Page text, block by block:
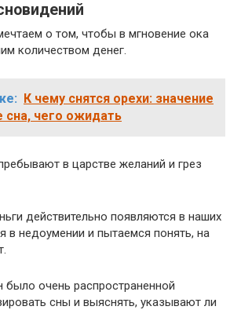
о том, чтобы в мгновение ока
количеством денег.
К чему снятся орехи: значение
сна, чего ожидать
в царстве желаний и грез
действительно появляются в наших
в недоумении и пытаемся понять, на
было очень распространенной
сны и выяснять, указывают ли